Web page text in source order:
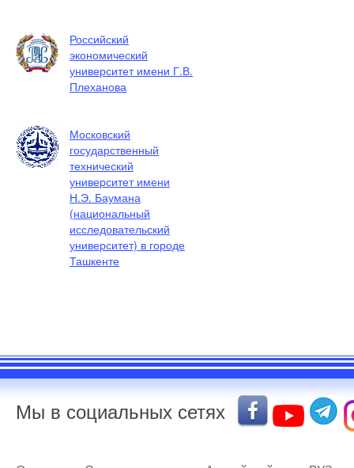
Российский
экономический
университет имени Г.В.
Плеханова
Московский
государственный
технический
университет имени
Н.Э. Баумана
(национальный
исследовательский
университет) в городе
Ташкенте
Мы в социальных сетях